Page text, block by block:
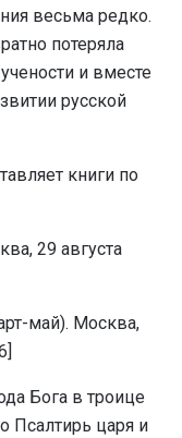
весьма редко.
потеряла
и вместе
русской
книги по
29 августа
май). Москва,
Бога в троице
Псалтирь царя и